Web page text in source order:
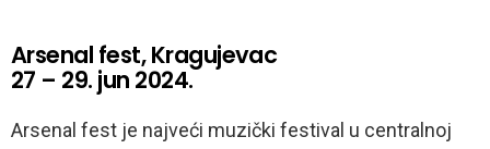
Arsenal fest, Kragujevac
27 – 29. jun 2024.
Arsenal fest je najveći muzički festival u centralnoj